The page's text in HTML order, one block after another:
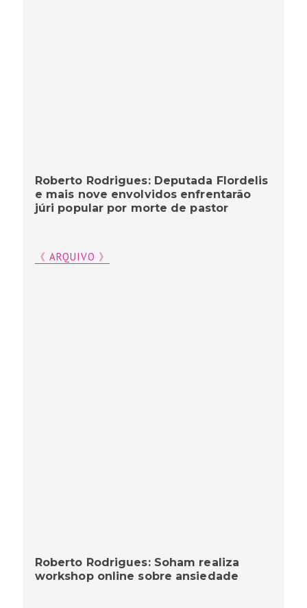
Roberto Rodrigues: Deputada Flordelis
e mais nove envolvidos enfrentarão
júri popular por morte de pastor
《 ARQUIVO 》
Roberto Rodrigues: Soham realiza
workshop online sobre ansiedade